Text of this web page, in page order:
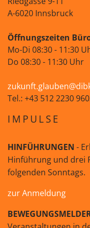
A-6020 Innsbruck
Öffnungszeiten
Mo-Di 08:30 - 11:30
Do 08:30 - 11:30 Uhr
Tel.: +43 512 2230
IMPULSE
HINFÜHRUNGEN -
Hinführung und drei
folgenden Sonntags.
zur Anmeldung